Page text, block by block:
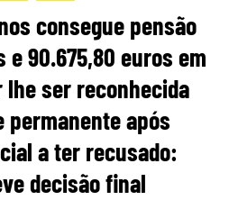
consegue pensão
e 90.675,80 euros em
ser reconhecida
permanente após
a ter recusado:
decisão final